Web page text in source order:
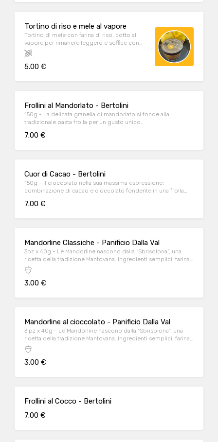
Tortino di riso e mele al vapore
Tortino di mele con farina di riso, cotto al
vapore per rimanere leggero e soffice con
profumi di cannella e scorzetta d'arancia.
Adatto intolleranti al glutine e al lattosio
5.00 €
Frollini al Mandorlato - Bertolini
150g - La delicata granella di mandorlato si fonde alla
tradizionale pasta frolla per un gusto unico.
7.00 €
Cuor di Cacao - Bertolini
150g - Il cioccolato nella sua massima espressione:
combinazione di cacao e cioccolato fondente in una frolla
7.00 €
Mandorline Classiche - Panificio Dalla Val
3pz x 40g - Le Mandorline nascono dalla “Sbrisolona”, una
ricetta della tradizione Mantovana. Ingredienti semplici: farina
di grano tenero e di mais, burro, mandorle, zucchero, granella
di nocciola e uova.
3.00 €
Mandorline al cioccolato - Panificio Dalla Val
3 pz x 40g - Le Mandorline nascono dalla “Sbrisolona”, una
ricetta della tradizione Mantovana. Ingredienti semplici: farina
di grano tenero e di mais, burro, mandorle, zucchero, granella
di nocciola, uova e GOCCE DI CIOCCOLATO.
3.00 €
Frollini al Cocco - Bertolini
7.00 €